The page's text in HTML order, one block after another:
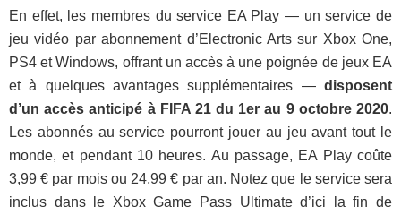
En effet, les membres du service EA Play — un service de
jeu vidéo par abonnement d’Electronic Arts sur Xbox One,
PS4 et Windows, offrant un accès à une poignée de jeux EA
et à quelques avantages supplémentaires — disposent
d’un accès anticipé à FIFA 21 du 1er au 9 octobre 2020.
Les abonnés au service pourront jouer au jeu avant tout le
monde, et pendant 10 heures. Au passage, EA Play coûte
3,99 € par mois ou 24,99 € par an. Notez que le service sera
inclus dans le Xbox Game Pass Ultimate d’ici la fin de